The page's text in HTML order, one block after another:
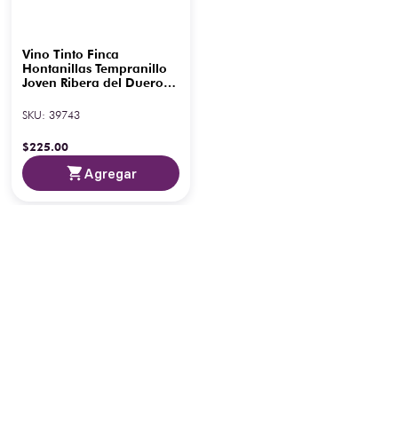
Vino Tinto Finca
Hontanillas Tempranillo
Joven Ribera del Duero
SKU: 39743
$225.00
Agregar